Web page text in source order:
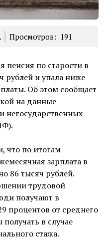
Просмотров: 191
пенсия по старости в
рублей и упала ниже
Об этом сообщает
на данные
негосударственных
что по итогам
зарплата в
86 тысяч рублей.
трудовой
получают в
процентов от среднего
в случае
стажа.